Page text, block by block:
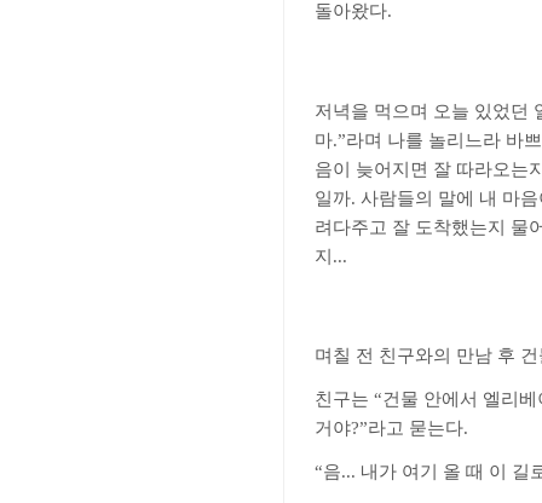
돌아왔다.
저녁을 먹으며 오늘 있었던
마.”라며 나를 놀리느라 바
음이 늦어지면 잘 따라오는
일까. 사람들의 말에 내 마
려다주고 잘 도착했는지 물
지...
며칠 전 친구와의 만남 후
친구는 “건물 안에서 엘리
거야?”라고 묻는다.
“음... 내가 여기 올 때 이 길